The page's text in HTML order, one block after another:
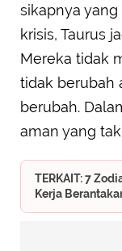
sikapnya
krisis, Taurus
Mereka tidak
tidak berubah
berubah.
aman yang
TERKAIT: 7
Kerja